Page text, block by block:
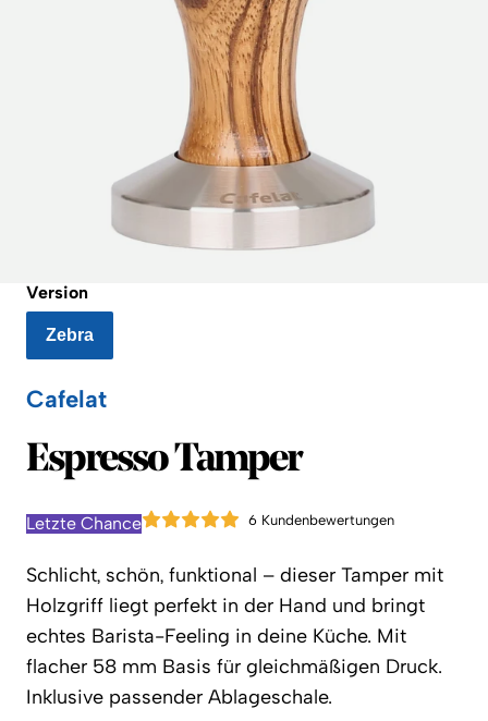
Version
Zebra
Cafelat
Cafelat
Espresso Tamper
Letzte Chance 6 Kundenbewertungen
Schlicht, schön, funktional – dieser Tamper mit
Holzgriff liegt perfekt in der Hand und bringt
echtes Barista-Feeling in deine Küche. Mit
flacher 58 mm Basis für gleichmäßigen Druck.
Inklusive passender Ablageschale.